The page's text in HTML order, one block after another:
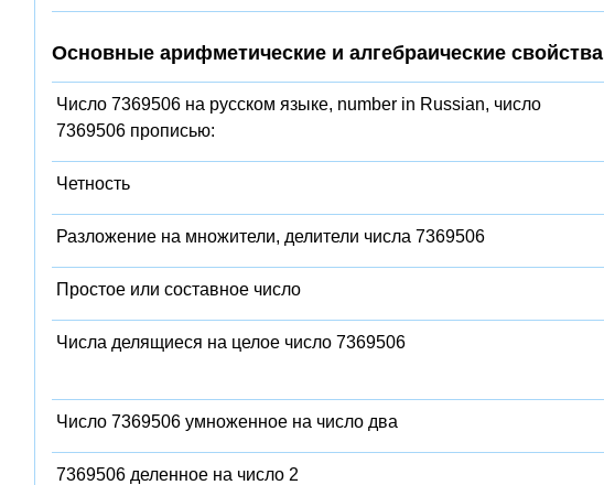
Основные арифметические и алгебраические свойства
Число 7369506 на русском языке, number in Russian, число
7369506 прописью:
Четность
Разложение на множители, делители числа 7369506
Простое или составное число
Числа делящиеся на целое число 7369506
Число 7369506 умноженное на число два
7369506 деленное на число 2